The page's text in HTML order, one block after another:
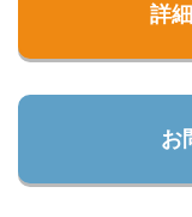
詳
お